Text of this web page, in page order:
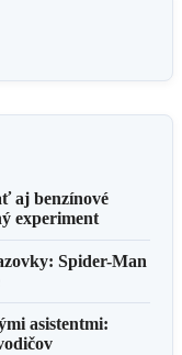
aj benzínové
experiment
Spider-Man
asistentmi: